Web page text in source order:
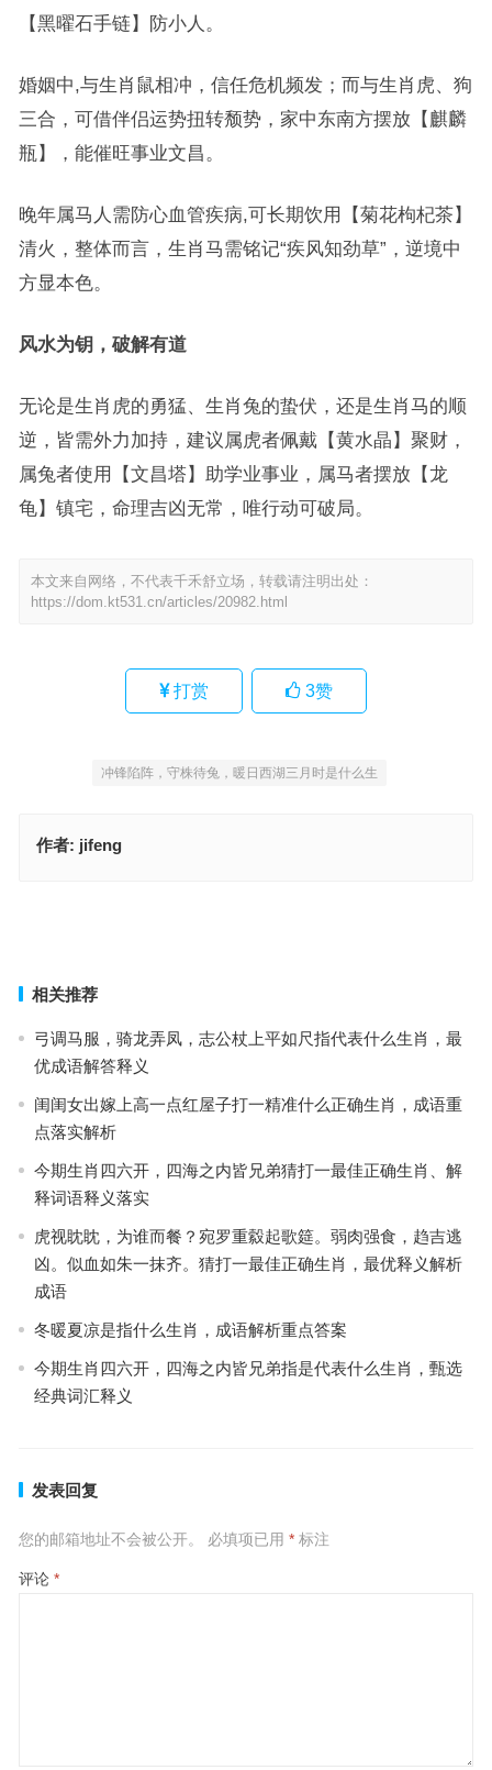
【黑曜石手链】防小人。
婚姻中,与生肖鼠相冲，信任危机频发；而与生肖虎、狗
三合，可借伴侣运势扭转颓势，家中东南方摆放【麒麟
瓶】，能催旺事业文昌。
晚年属马人需防心血管疾病,可长期饮用【菊花枸杞茶】
清火，整体而言，生肖马需铭记“疾风知劲草”，逆境中
方显本色。
风水为钥，破解有道
无论是生肖虎的勇猛、生肖兔的蛰伏，还是生肖马的顺
逆，皆需外力加持，建议属虎者佩戴【黄水晶】聚财，
属兔者使用【文昌塔】助学业事业，属马者摆放【龙
龟】镇宅，命理吉凶无常，唯行动可破局。
本文来自网络，不代表千禾舒立场，转载请注明出处：
https://dom.kt531.cn/articles/20982.html
打赏 3赞
冲锋陷阵，守株待兔，暖日西湖三月时是什么生
作者: jifeng
相关推荐
弓调马服，骑龙弄凤，志公杖上平如尺指代表什么生肖，最
优成语解答释义
闺闺女出嫁上高一点红屋子打一精准什么正确生肖，成语重
点落实解析
今期生肖四六开，四海之内皆兄弟猜打一最佳正确生肖、解
释词语释义落实
虎视眈眈，为谁而餐？宛罗重縠起歌筵。弱肉强食，趋吉逃
凶。似血如朱一抹齐。猜打一最佳正确生肖，最优释义解析
成语
冬暖夏凉是指什么生肖，成语解析重点答案
今期生肖四六开，四海之内皆兄弟指是代表什么生肖，甄选
经典词汇释义
发表回复
您的邮箱地址不会被公开。 必填项已用 *标注
评论 *